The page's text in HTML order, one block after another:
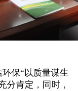
保“以质量谋生
分肯定，同时，